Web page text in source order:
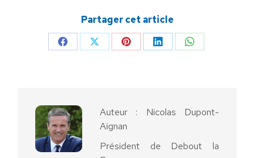
Partager cet article
PartagerPartagerPartagerPartagerPartager
Auteur : Nicolas Dupont-
Aignan
Président de Debout la